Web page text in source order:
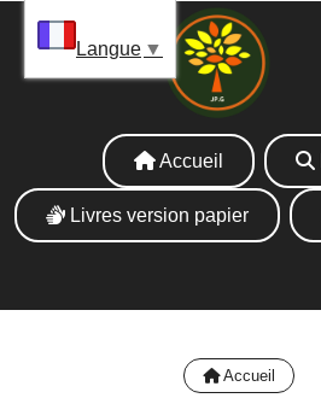
Accueil
Livres version papier
Accueil
Langue ▼